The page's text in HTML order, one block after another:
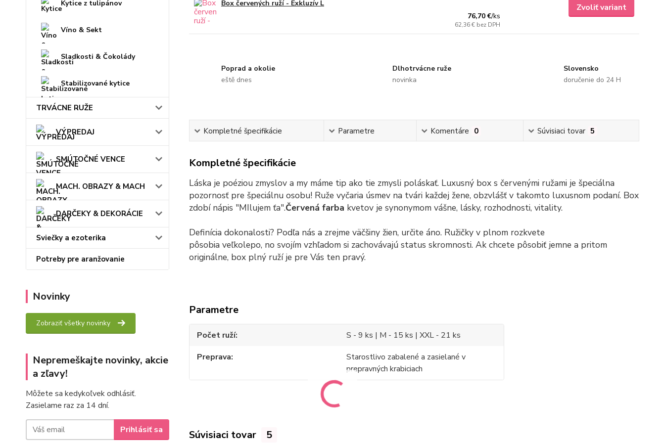
Kytice z tulipánov
Víno & Sekt
Sladkosti & Čokolády
Stabilizované kytice
TRVÁCNE RUŽE
VÝPREDAJ
SMÚTOČNÉ VENCE
MACH. OBRAZY & MACH
DARČEKY & DEKORÁCIE
Sviečky a ezoterika
Potreby pre aranžovanie
Novinky
Zobraziť všetky novinky
Nepremeškajte novinky, akcie
a zľavy!
Môžete sa kedykoľvek odhlásiť.
Zasielame raz za 14 dní.
Prihlásiť sa
Box červených ruží - Exkluzív L
76,70 €/ks
62,36 € bez DPH
Zvoliť variant
Poprad a okolie
eště dnes
Dlhotrvácne ruže
novinka
Slovensko
doručenie do 24 H
Kompletné špecifikácie Parametre Komentáre 0 Súvisiaci tovar 5
Kompletné špecifikácie
Láska je poéziou zmyslov a my máme tip ako tie zmysli poláskať. Luxusný box s červenými ružami je špeciálna
pozornosť pre špeciálnu osobu! Ruže vyčaria úsmev na tvári každej žene, obzvlášť v takomto luxusnom podaní. Box
zdobí nápis "MIlujem ťa".Červená farba kvetov je synonymom vášne, lásky, rozhodnosti, vitality.
Definícia dokonalosti? Podľa nás a zrejme väčšiny žien, určite áno. Ružičky v plnom rozkvete
pôsobia veľkolepo, no svojím vzhľadom si zachovávajú status skromnosti. Ak chcete pôsobiť jemne a pritom
originálne, box plný ruží je pre Vás ten pravý.
Parametre
Počet ruží
S - 9 ks | M - 15 ks | XXL - 21 ks
Preprava
Starostlivo zabalené a zasielané v
prepravných krabiciach
Súvisiaci tovar 5